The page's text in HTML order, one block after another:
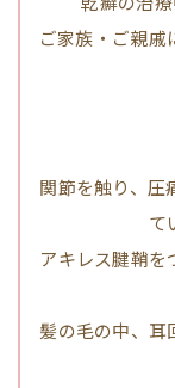
ご家族・ご親戚
関節を触り、圧
て
アキレス腱鞘を
髪の毛の中、耳